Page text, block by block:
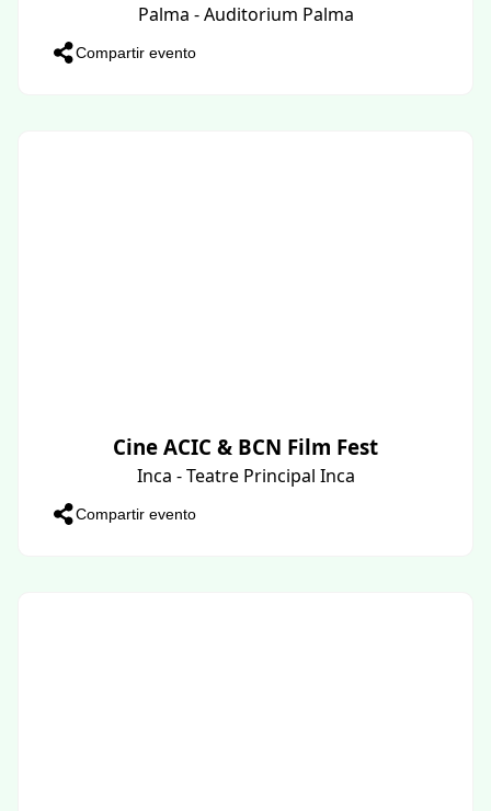
Palma - Auditorium Palma
Compartir evento
Cine ACIC & BCN Film Fest
Inca - Teatre Principal Inca
Compartir evento